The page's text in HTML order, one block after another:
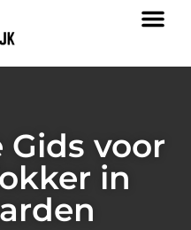
Gids voor
in